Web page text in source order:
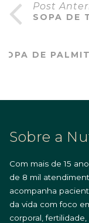
Post
SOPA DE
DE
Sobre a
Com mais de 15
de 8 mil
acompanha
da vida com foco
corporal,